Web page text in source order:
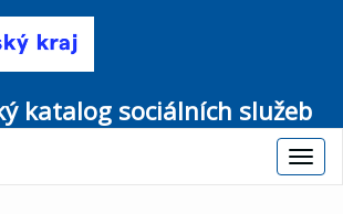
katalog sociálních služeb